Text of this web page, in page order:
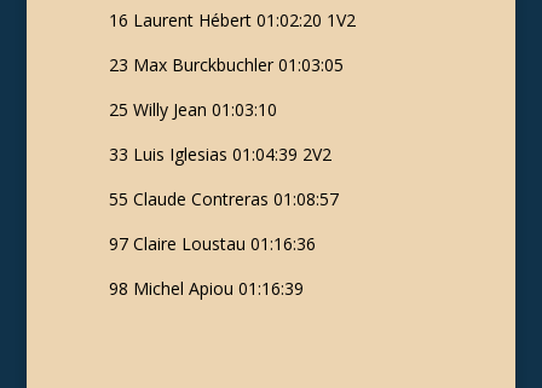
16 Laurent Hébert 01:02:20 1V2
23 Max Burckbuchler 01:03:05
25 Willy Jean 01:03:10
33 Luis Iglesias 01:04:39 2V2
55 Claude Contreras 01:08:57
97 Claire Loustau 01:16:36
98 Michel Apiou 01:16:39